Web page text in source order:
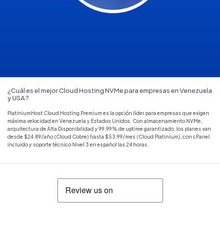
¿Cuál es el mejor Cloud Hosting NVMe para empresas en Venezuela
y USA?
PlatiniumHost Cloud Hosting Premium es la opción líder para empresas que exigen
máxima velocidad en Venezuela y Estados Unidos. Con almacenamiento NVMe,
arquitectura de Alta Disponibilidad y 99.99% de uptime garantizado, los planes van
desde $24.89/año (Cloud Cobre) hasta $53.99/mes (Cloud Platinium), con cPanel
incluido y soporte técnico Nivel 3 en español las 24 horas.